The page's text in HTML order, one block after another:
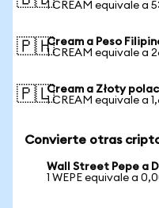
1 CREAM equivale a
🇵🇭Cream a Peso
1 CREAM equivale a
🇵🇱Cream a Złoty
1 CREAM equivale a
Convierte otras
Wall Street Pepe a
1 WEPE equivale a